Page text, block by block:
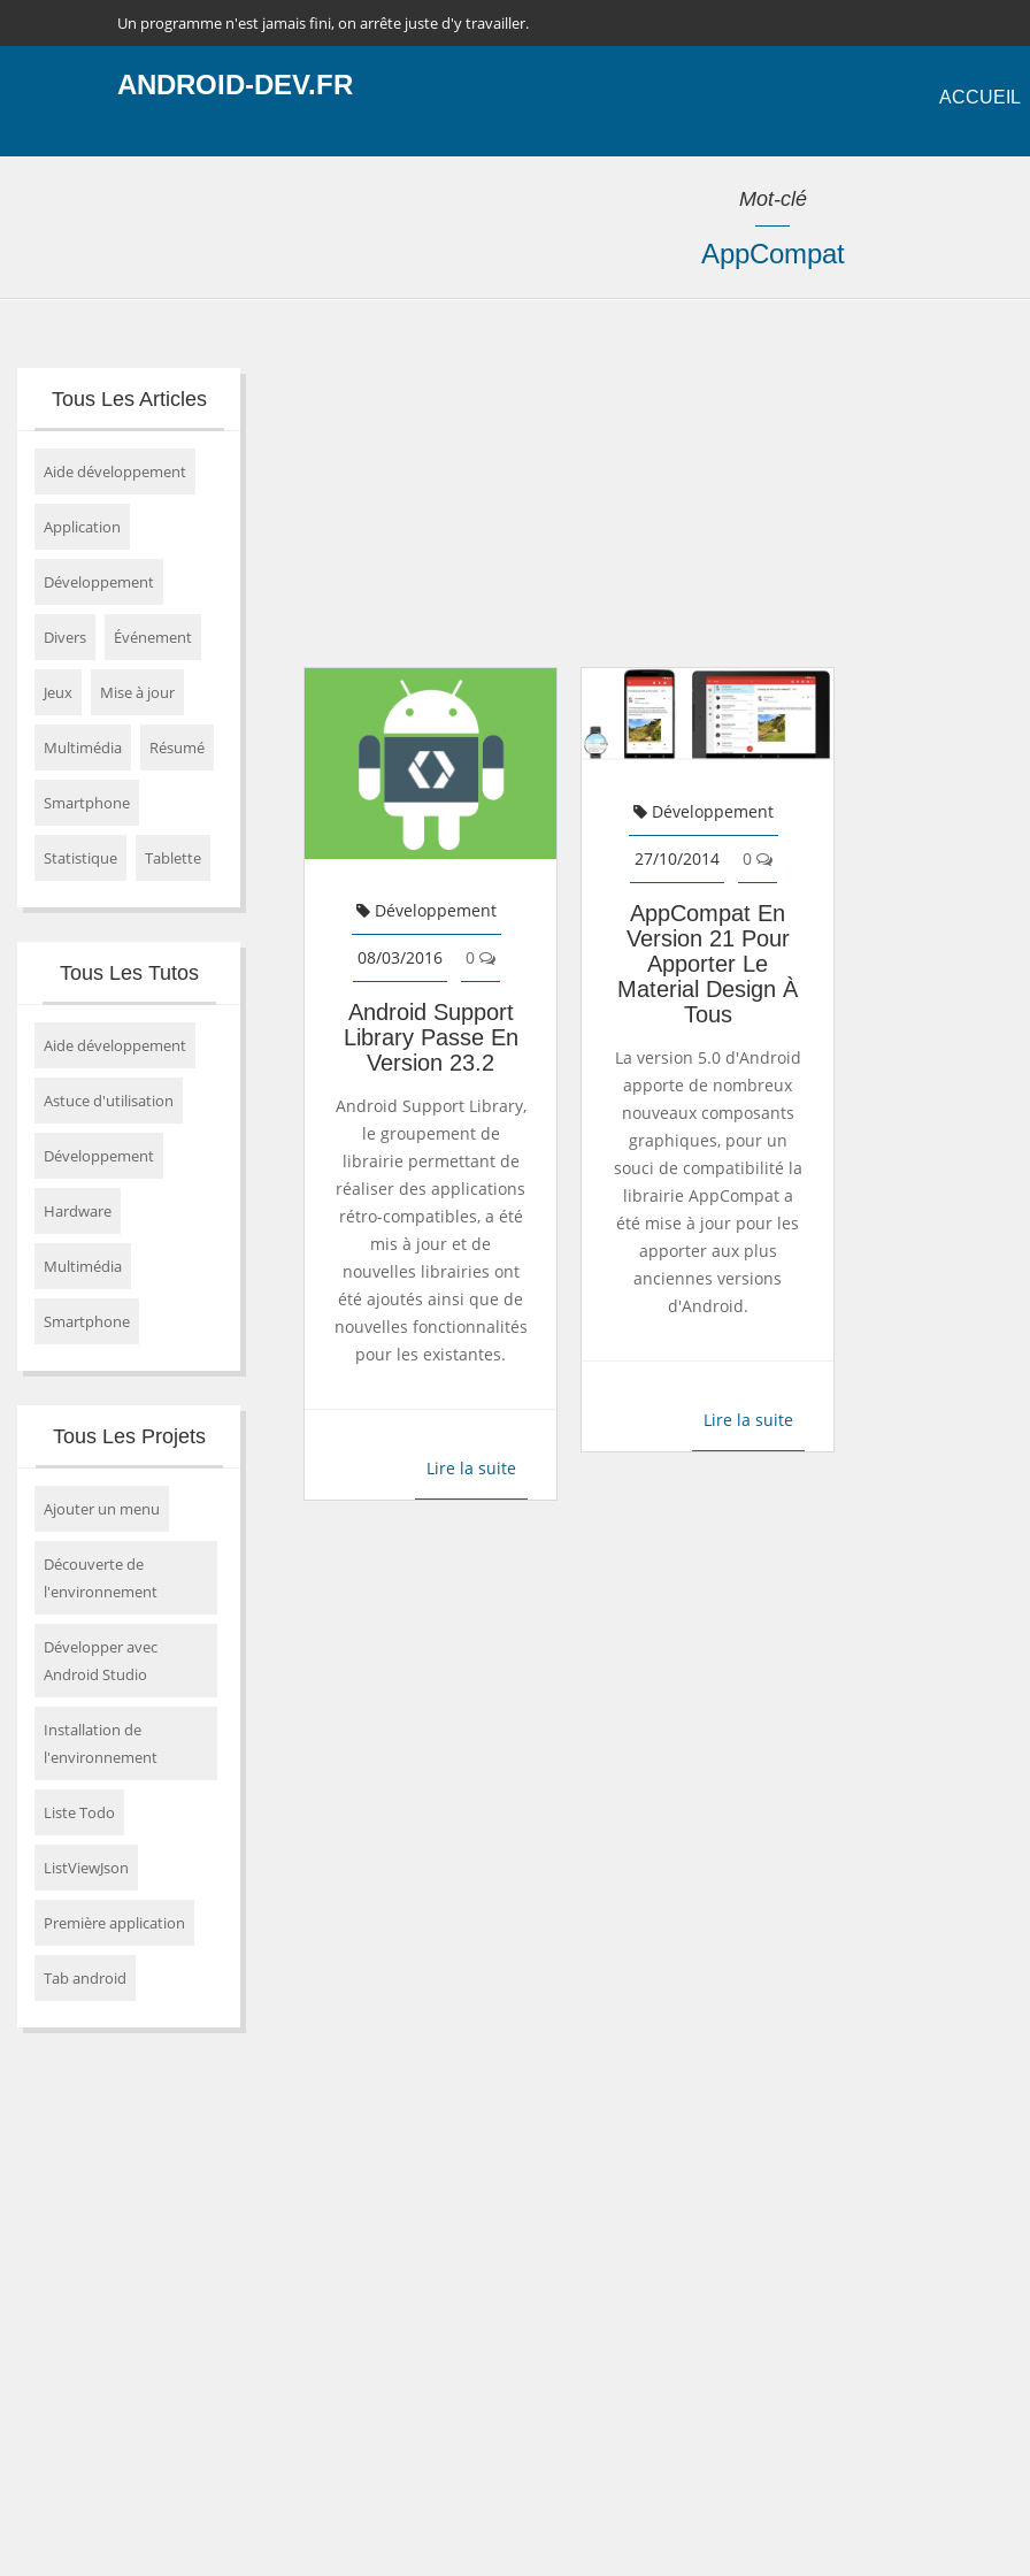
Un programme n'est jamais fini, on arrête juste d'y travailler.
ANDROID-DEV.FR ACCUEIL
Mot-clé
AppCompat
Tous Les Articles
Aide développement
Application
Développement
Divers Événement
Jeux Mise à jour
Multimédia Résumé
Smartphone
Statistique Tablette
Tous Les Tutos
Aide développement
Astuce d'utilisation
Développement
Hardware
Multimédia
Smartphone
Tous Les Projets
Ajouter un menu
Découverte de
l'environnement
Développer avec
Android Studio
Installation de
l'environnement
Liste Todo
ListViewJson
Première application
Tab android
Développement
08/03/2016 0
Android Support
Library Passe En
Version 23.2
Android Support Library,
le groupement de
librairie permettant de
réaliser des applications
rétro-compatibles, a été
mis à jour et de
nouvelles librairies ont
été ajoutés ainsi que de
nouvelles fonctionnalités
pour les existantes.
Lire la suite
Développement
27/10/2014 0
AppCompat En
Version 21 Pour
Apporter Le
Material Design À
Tous
La version 5.0 d'Android
apporte de nombreux
nouveaux composants
graphiques, pour un
souci de compatibilité la
librairie AppCompat a
été mise à jour pour les
apporter aux plus
anciennes versions
d'Android.
Lire la suite